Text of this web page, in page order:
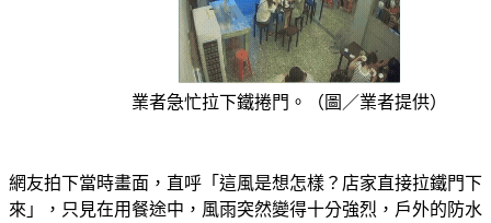
業者急忙拉下鐵捲門。（圖／業者提供）
網友拍下當時畫面，直呼「這風是想怎樣？店家直接拉鐵門下
來」，只見在用餐途中，風雨突然變得十分強烈，戶外的防水